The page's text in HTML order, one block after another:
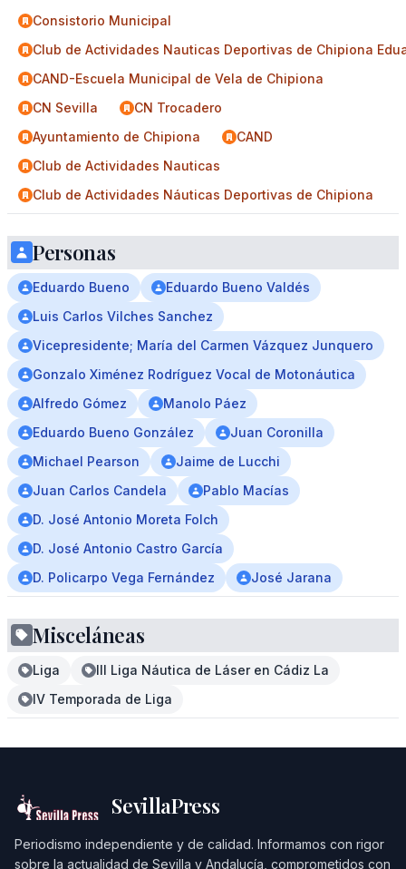
Consistorio Municipal
Club de Actividades Nauticas Deportivas de Chipiona
CAND-Escuela Municipal de Vela de Chipiona
CN Sevilla
CN Trocadero
Ayuntamiento de Chipiona
CAND
Club de Actividades Nauticas
Club de Actividades Náuticas Deportivas de Chipiona
Personas
Eduardo Bueno
Eduardo Bueno Valdés
Luis Carlos Vilches Sanchez
Vicepresidente; María del Carmen Vázquez Junquero
Gonzalo Ximénez Rodríguez Vocal de Motonáutica
Alfredo Gómez
Manolo Páez
Eduardo Bueno González
Juan Coronilla
Michael Pearson
Jaime de Lucchi
Juan Carlos Candela
Pablo Macías
D. José Antonio Moreta Folch
D. José Antonio Castro García
D. Policarpo Vega Fernández
José Jarana
Misceláneas
Liga
III Liga Náutica de Láser en Cádiz La
IV Temporada de Liga
SevillaPress
Periodismo independiente y de calidad. Informamos con rigor
sobre la actualidad de Sevilla y Andalucía, comprometidos con